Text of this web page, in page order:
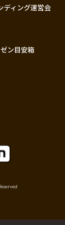
大分
ディング運営会
ン目安箱